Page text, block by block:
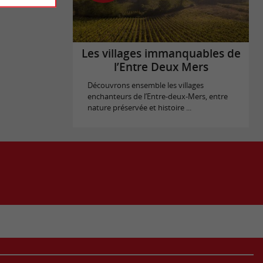
Les villages immanquables de
l’Entre Deux Mers
Découvrons ensemble les villages
enchanteurs de l’Entre-deux-Mers, entre
nature préservée et histoire ...